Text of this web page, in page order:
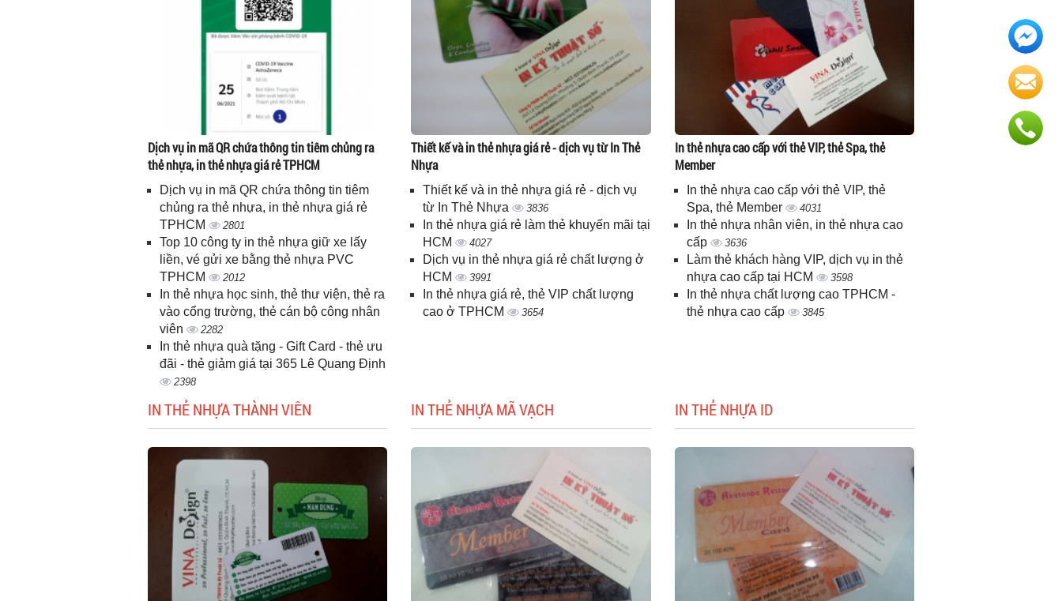
Dịch vụ in mã QR chứa thông tin tiêm chủng ra
thẻ nhựa, in thẻ nhựa giá rẻ TPHCM
Dịch vụ in mã QR chứa thông tin tiêm
chủng ra thẻ nhựa, in thẻ nhựa giá rẻ
TPHCM
2801
Top 10 công ty in thẻ nhựa giữ xe lấy
liền, vé gửi xe bằng thẻ nhựa PVC
TPHCM
2012
In thẻ nhựa học sinh, thẻ thư viện, thẻ ra
vào cổng trường, thẻ cán bộ công nhân
viên
2282
In thẻ nhựa quà tặng - Gift Card - thẻ ưu
đãi - thẻ giảm giá tại 365 Lê Quang Định
2398
Thiết kế và in thẻ nhựa giá rẻ - dịch vụ từ In Thẻ
Nhựa
Thiết kế và in thẻ nhựa giá rẻ - dịch vụ
từ In Thẻ Nhựa
3836
In thẻ nhựa giá rẻ làm thẻ khuyến mãi tại
HCM
4027
Dịch vụ in thẻ nhựa giá rẻ chất lượng ở
HCM
3991
In thẻ nhựa giá rẻ, thẻ VIP chất lượng
cao ở TPHCM
3654
In thẻ nhựa cao cấp với thẻ VIP, thẻ Spa, thẻ
Member
In thẻ nhựa cao cấp với thẻ VIP, thẻ
Spa, thẻ Member
4031
In thẻ nhựa nhân viên, in thẻ nhựa cao
cấp
3636
Làm thẻ khách hàng VIP, dịch vụ in thẻ
nhựa cao cấp tại HCM
3598
In thẻ nhựa chất lượng cao TPHCM -
thẻ nhựa cao cấp
3845
IN THẺ NHỰA THÀNH VIÊN IN THẺ NHỰA MÃ VẠCH IN THẺ NHỰA ID